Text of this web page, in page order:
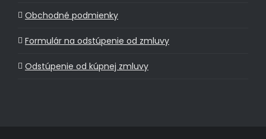
Obchodné podmienky
Formulár na odstúpenie od zmluvy
Odstúpenie od kúpnej zmluvy